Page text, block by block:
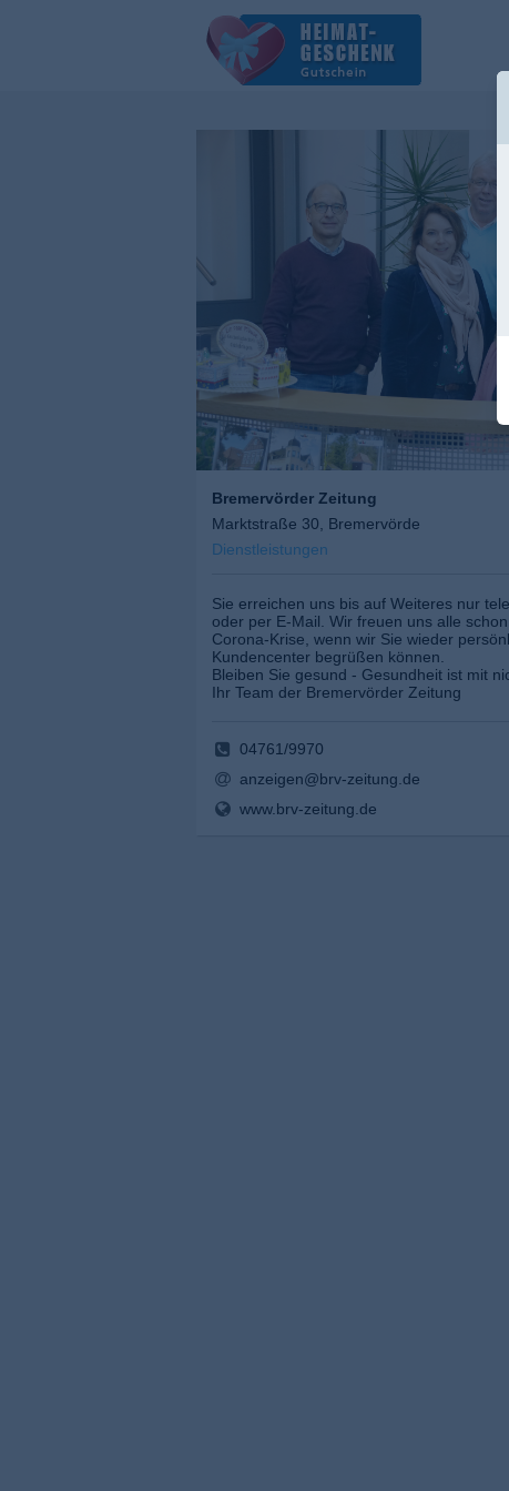
Bremervörder Zeitung
Marktstraße 30, Bremervörde
Dienstleistungen
Sie erreichen uns bis auf Weiteres nur
oder per E-Mail. Wir freuen uns alle
Corona-Krise, wenn wir Sie wieder
Kundencenter begrüßen können.
Bleiben Sie gesund - Gesundheit ist mit
Ihr Team der Bremervörder Zeitung
04761/9970
anzeigen@brv-zeitung.de
www.brv-zeitung.de